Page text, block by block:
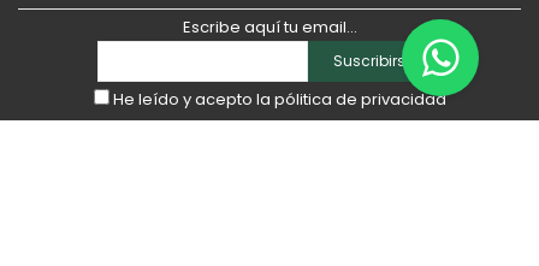
Escribe aquí tu email...
Suscribirse
He leído y acepto la pólitica de privacidad